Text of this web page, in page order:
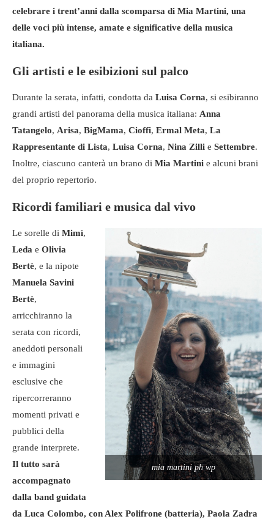
celebrare i trent’anni dalla scomparsa di Mia Martini, una
delle voci più intense, amate e significative della musica
italiana.
Gli artisti e le esibizioni sul palco
Durante la serata, infatti, condotta da Luisa Corna, si esibiranno
grandi artisti del panorama della musica italiana: Anna
Tatangelo, Arisa, BigMama, Cioffi, Ermal Meta, La
Rappresentante di Lista, Luisa Corna, Nina Zilli e Settembre.
Inoltre, ciascuno canterà un brano di Mia Martini e alcuni brani
del proprio repertorio.
Ricordi familiari e musica dal vivo
mia martini ph wp
Le sorelle di Mimì,
Leda e Olivia
Bertè, e la nipote
Manuela Savini
Bertè,
arricchiranno la
serata con ricordi,
aneddoti personali
e immagini
esclusive che
ripercorreranno
momenti privati e
pubblici della
grande interprete.
Il tutto sarà
accompagnato
dalla band guidata
da Luca Colombo, con Alex Polifrone (batteria), Paola Zadra